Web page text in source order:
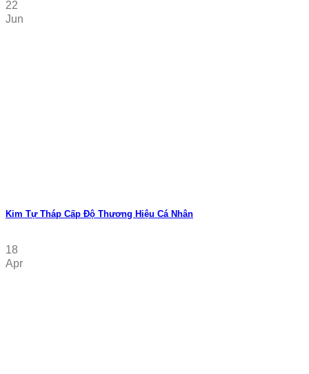
22
Jun
Kim Tự Tháp Cấp Độ Thương Hiệu Cá Nhân
18
Apr